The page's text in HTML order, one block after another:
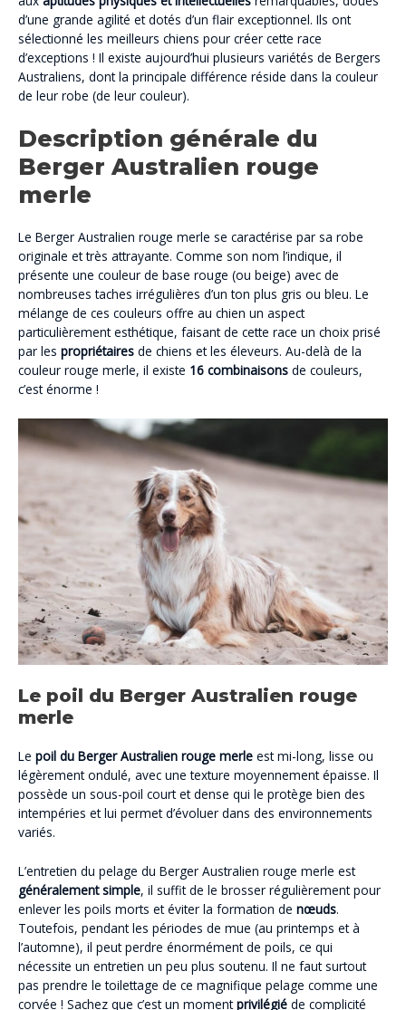
d’une grande agilité et dotés d’un flair exceptionnel. Ils ont
sélectionné les meilleurs chiens pour créer cette race
d’exceptions ! Il existe aujourd’hui plusieurs variétés de Bergers
Australiens, dont la principale différence réside dans la couleur
de leur robe (de leur couleur).
Description générale du
Berger Australien rouge
merle
Le Berger Australien rouge merle se caractérise par sa robe
originale et très attrayante. Comme son nom l’indique, il
présente une couleur de base rouge (ou beige) avec de
nombreuses taches irrégulières d’un ton plus gris ou bleu. Le
mélange de ces couleurs offre au chien un aspect
particulièrement esthétique, faisant de cette race un choix prisé
par les propriétaires de chiens et les éleveurs. Au-delà de la
couleur rouge merle, il existe 16 combinaisons de couleurs,
c’est énorme !
Le poil du Berger Australien rouge
merle
Le poil du Berger Australien rouge merle est mi-long, lisse ou
légèrement ondulé, avec une texture moyennement épaisse. Il
possède un sous-poil court et dense qui le protège bien des
intempéries et lui permet d’évoluer dans des environnements
variés.
L’entretien du pelage du Berger Australien rouge merle est
généralement simple, il suffit de le brosser régulièrement pour
enlever les poils morts et éviter la formation de nœuds.
Toutefois, pendant les périodes de mue (au printemps et à
l’automne), il peut perdre énormément de poils, ce qui
nécessite un entretien un peu plus soutenu. Il ne faut surtout
pas prendre le toilettage de ce magnifique pelage comme une
corvée ! Sachez que c’est un momentprivilégié de complicité